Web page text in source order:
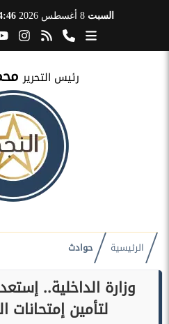
السبت 8 أغسطس 2026
رئيس التحرير
الرئيسية حوادث
وزارة الداخلية..
لتأمين إمتحانات